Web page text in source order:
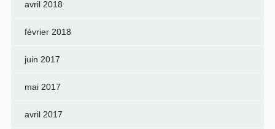
avril 2018
février 2018
juin 2017
mai 2017
avril 2017